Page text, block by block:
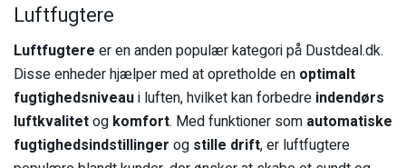
Luftfugtere
Luftfugtere er en anden populær kategori på Dustdeal.dk.
Disse enheder hjælper med at opretholde en optimalt
fugtighedsniveaui luften, hvilket kan forbedre indendørs
luftkvalitetog komfort. Med funktioner som automatiske
fugtighedsindstillinger og stille drift, er luftfugtere